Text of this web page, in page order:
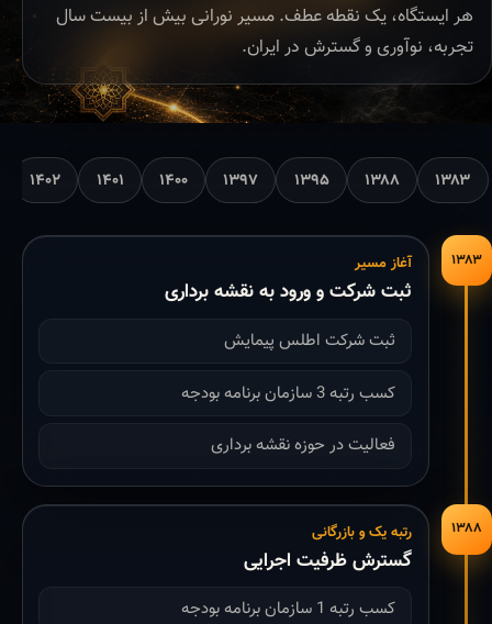
هر ایستگاه، یک نقطه عطف. مسیر نورانی بیش از بیست سال
تجربه، نوآوری و گسترش در ایران.
۱۳۸۳ ۱۳۸۸ ۱۳۹۵ ۱۳۹۷ ۱۴۰۰ ۱۴۰۱ ۱۴۰۲
۱۳۸۳ آغاز مسیر
ثبت شرکت و ورود به نقشه برداری
ثبت شرکت اطلس پیمایش
کسب رتبه 3 سازمان برنامه بودجه
فعالیت در حوزه نقشه برداری
۱۳۸۸ رتبه یک و بازرگانی
گسترش ظرفیت اجرایی
کسب رتبه 1 سازمان برنامه بودجه